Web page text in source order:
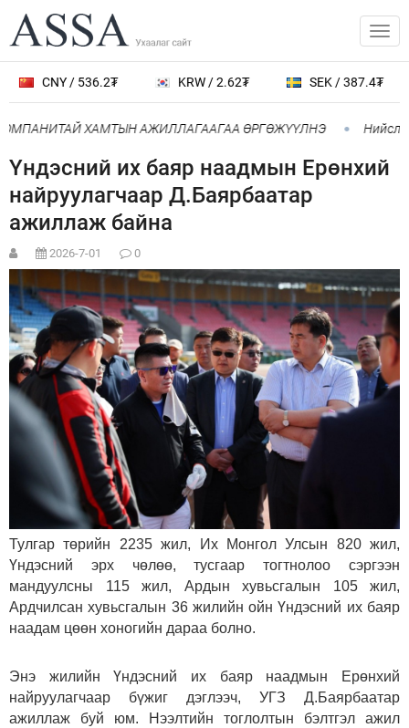
CNY / 536.2₮ KRW / 2.62₮ SEK / 387.4₮
ХАМТЫН АЖИЛЛАГААГАА ӨРГӨЖҮҮЛНЭ
Үндэсний их баяр наадмын Ерөнхий
найруулагчаар Д.Баярбаатар
ажиллаж байна
2026-7-01 0
Тулгар төрийн 2235 жил, Их Монгол Улсын 820 жил,
Үндэсний эрх чөлөө, тусгаар тогтнолоо сэргээн
мандуулсны 115 жил, Ардын хувьсгалын 105 жил,
Ардчилсан хувьсгалын 36 жилийн ойн Үндэсний их баяр
наадам цөөн хоногийн дараа болно.
Энэ жилийн Үндэсний их баяр наадмын Ерөнхий
найруулагчаар бүжиг дэглээч, УГЗ Д.Баярбаатар
ажиллаж буй юм. Нээлтийн тоглолтын бэлтгэл ажил